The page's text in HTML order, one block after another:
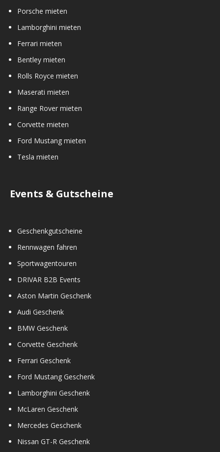
Porsche mieten
Lamborghini mieten
Ferrari mieten
Bentley mieten
Rolls Royce mieten
Maserati mieten
Range Rover mieten
Corvette mieten
Ford Mustang mieten
Tesla mieten
Events & Gutscheine
Geschenkgutscheine
Rennwagen fahren
Sportwagentouren
DRIVAR B2B Events
Aston Martin Geschenk
Audi Geschenk
BMW Geschenk
Corvette Geschenk
Ferrari Geschenk
Ford Mustang Geschenk
Lamborghini Geschenk
McLaren Geschenk
Mercedes Geschenk
Nissan GT-R Geschenk